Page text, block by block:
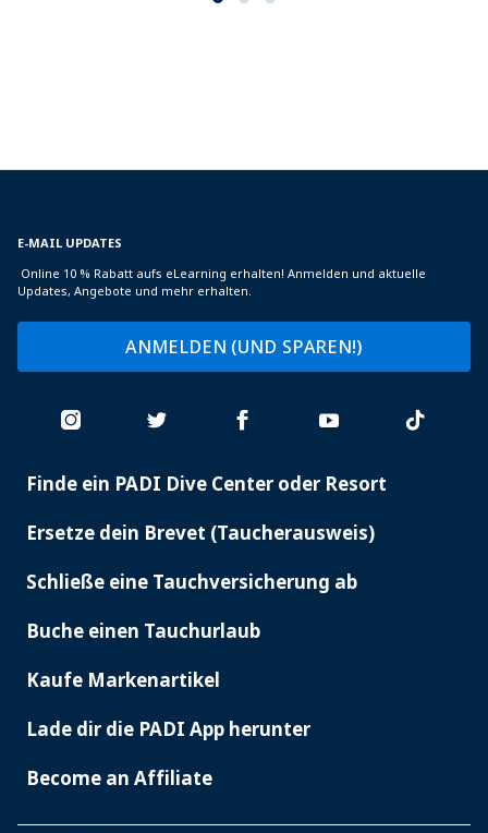
E-MAIL UPDATES
Online 10 % Rabatt aufs eLearning erhalten! Anmelden und aktuelle
Updates, Angebote und mehr erhalten.
ANMELDEN (UND SPAREN!)
PADI
Finde ein PADI Dive Center oder Resort
Ersetze dein Brevet (Taucherausweis)
Schließe eine Tauchversicherung ab
Buche einen Tauchurlaub
Kaufe Markenartikel
Lade dir die PADI App herunter
Become an Affiliate